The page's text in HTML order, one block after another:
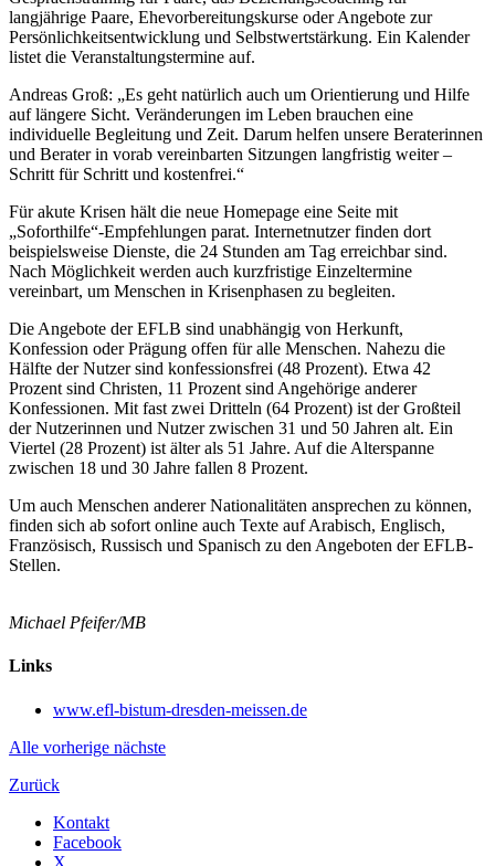
langjährige Paare, Ehevorbereitungskurse oder Angebote zur
Persönlichkeitsentwicklung und Selbstwertstärkung. Ein Kalender
listet die Veranstaltungstermine auf.
Andreas Groß: „Es geht natürlich auch um Orientierung und Hilfe
auf längere Sicht. Veränderungen im Leben brauchen eine
individuelle Begleitung und Zeit. Darum helfen unsere Beraterinnen
und Berater in vorab vereinbarten Sitzungen langfristig weiter –
Schritt für Schritt und kostenfrei.“
Für akute Krisen hält die neue Homepage eine Seite mit
„Soforthilfe“-Empfehlungen parat. Internetnutzer finden dort
beispielsweise Dienste, die 24 Stunden am Tag erreichbar sind.
Nach Möglichkeit werden auch kurzfristige Einzeltermine
vereinbart, um Menschen in Krisenphasen zu begleiten.
Die Angebote der EFLB sind unabhängig von Herkunft,
Konfession oder Prägung offen für alle Menschen. Nahezu die
Hälfte der Nutzer sind konfessionsfrei (48 Prozent). Etwa 42
Prozent sind Christen, 11 Prozent sind Angehörige anderer
Konfessionen. Mit fast zwei Dritteln (64 Prozent) ist der Großteil
der Nutzerinnen und Nutzer zwischen 31 und 50 Jahren alt. Ein
Viertel (28 Prozent) ist älter als 51 Jahre. Auf die Alterspanne
zwischen 18 und 30 Jahre fallen 8 Prozent.
Um auch Menschen anderer Nationalitäten ansprechen zu können,
finden sich ab sofort online auch Texte auf Arabisch, Englisch,
Französisch, Russisch und Spanisch zu den Angeboten der EFLB-
Stellen.
Michael Pfeifer/MB
Links
www.efl-bistum-dresden-meissen.de
Alle vorherige nächste
Zurück
Kontakt
Facebook
X